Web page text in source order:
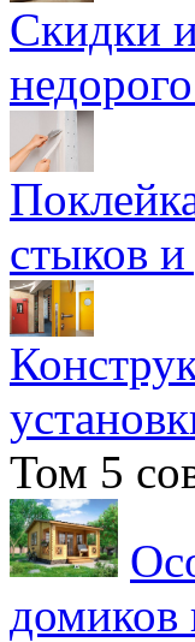
Скидки
стыков и
Том 5
домиков